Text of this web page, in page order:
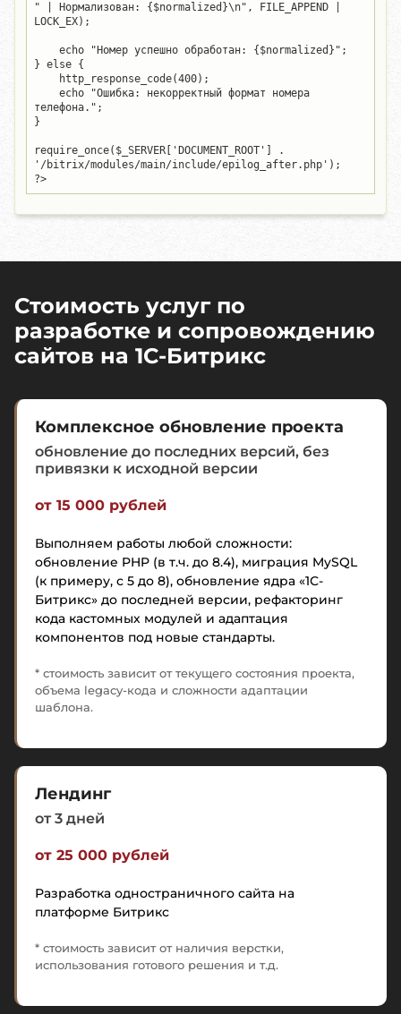
" | Нормализован: {$normalized}\n", FILE_APPEND |
LOCK_EX);
echo "Номер успешно обработан: {$normalized}";
} else {
http_response_code(400);
echo "Ошибка: некорректный формат номера
телефона.";
}
require_once($_SERVER['DOCUMENT_ROOT'] .
'/bitrix/modules/main/include/epilog_after.php');
?>
Стоимость услуг по
разработке и сопровождению
сайтов на 1C-Битрикс
Комплексное обновление проекта
обновление до последних версий, без
привязки к исходной версии
от 15 000 рублей
Выполняем работы любой сложности:
обновление PHP (в т.ч. до 8.4), миграция MySQL
(к примеру, с 5 до 8), обновление ядра «1С-
Битрикс» до последней версии, рефакторинг
кода кастомных модулей и адаптация
компонентов под новые стандарты.
* стоимость зависит от текущего состояния проекта,
объема legacy-кода и сложности адаптации
шаблона.
Лендинг
от 3 дней
от 25 000 рублей
Разработка одностраничного сайта на
платформе Битрикс
* стоимость зависит от наличия верстки,
использования готового решения и т.д.